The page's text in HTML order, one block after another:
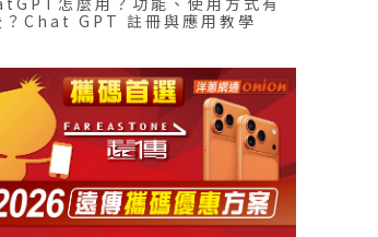
？Chat GPT 註冊與應用教學